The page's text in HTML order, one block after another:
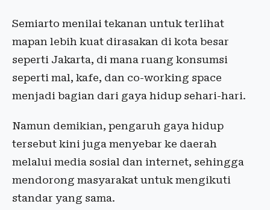
Semiarto menilai tekanan untuk terlihat
mapan lebih kuat dirasakan di kota besar
seperti Jakarta, di mana ruang konsumsi
seperti mal, kafe, dan co-working space
menjadi bagian dari gaya hidup sehari-hari.
Namun demikian, pengaruh gaya hidup
tersebut kini juga menyebar ke daerah
melalui media sosial dan internet, sehingga
mendorong masyarakat untuk mengikuti
standar yang sama.